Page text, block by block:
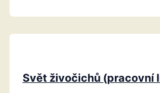
Svět živočichů (pracovní